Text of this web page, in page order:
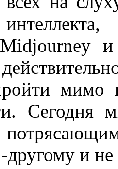
мимо
Сегодня
другому и